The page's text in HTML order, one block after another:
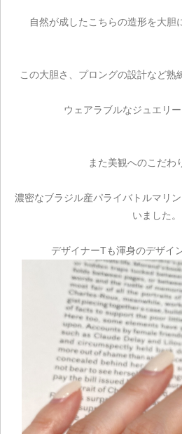
自然が成したこちらの造形を大胆
この大胆さ、プロングの設計など熟
ウェアラブルなジュエリー
また美観へのこだわ
濃密なブラジル産パライバトルマリ
いました。
デザイナーTも渾身のデザイ